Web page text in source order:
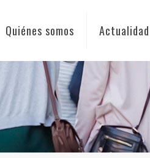
Quiénes somos Actualidad